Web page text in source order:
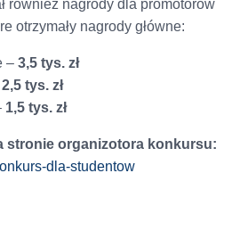
również nagrody dla promotorów
otrzymały nagrody główne:
– 3,5 tys. zł
2,5 tys. zł
1,5 tys. zł
stronie organizotora konkursu:
dla-studentow